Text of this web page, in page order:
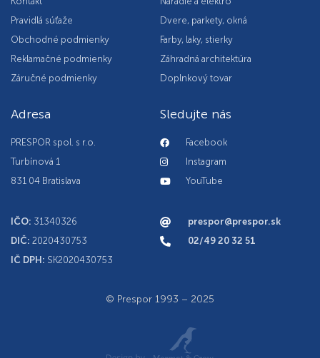
Pravidlá súťaže
Obchodné podmienky
Reklamačné podmienky
Záručné podmienky
Dvere, parkety, okná
Farby, laky, stierky
Záhradná architektúra
Doplnkový tovar
Adresa
PRESPOR spol. s r.o.
Turbínová 1
831 04 Bratislava
IČO: 31340326
DIČ: 2020430753
IČ DPH: SK2020430753
Sledujte nás
Facebook
Instagram
YouTube
prespor@prespor.sk
02/49 20 32 51
© Prespor 1993 – 2025